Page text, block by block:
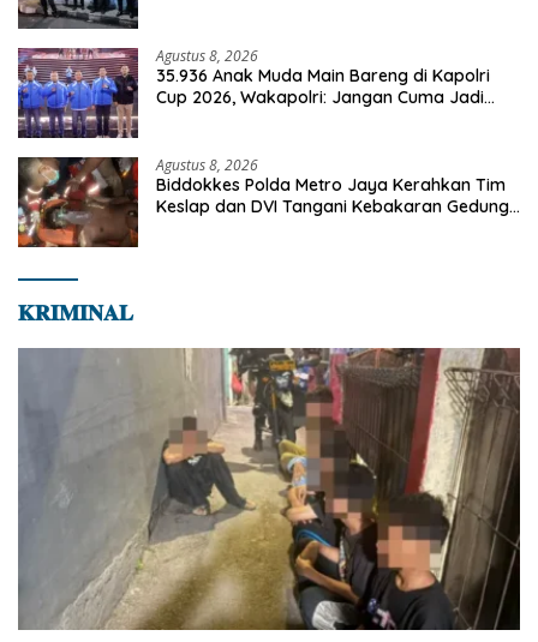
Agustus 8, 2026
35.936 Anak Muda Main Bareng di Kapolri
Cup 2026, Wakapolri: Jangan Cuma Jadi
Agustus 8, 2026
Biddokkes Polda Metro Jaya Kerahkan Tim
Keslap dan DVI Tangani Kebakaran Gedung
𝐊𝐑𝐈𝐌𝐈𝐍𝐀𝐋